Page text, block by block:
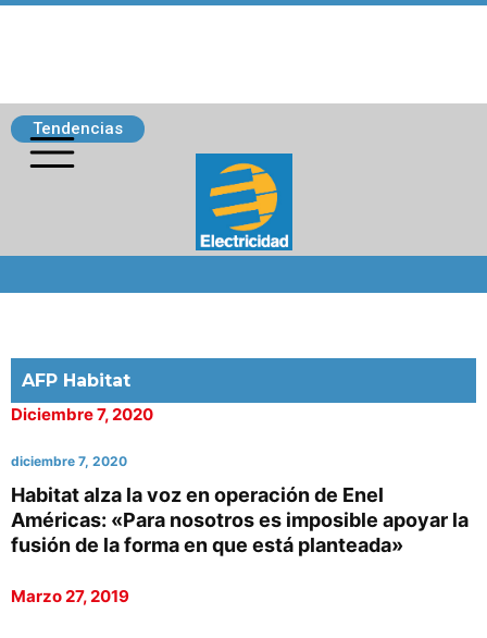
Tendencias
AFP Habitat
Diciembre 7, 2020
diciembre 7, 2020
Habitat alza la voz en operación de Enel
Américas: «Para nosotros es imposible apoyar la
fusión de la forma en que está planteada»
Marzo 27, 2019